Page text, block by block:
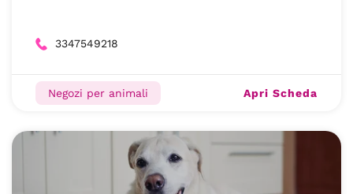
3347549218
Negozi per animali Apri Scheda